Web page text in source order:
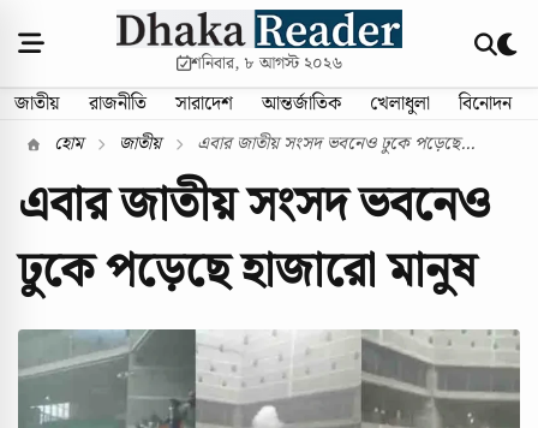
শনিবার, ৮ আগস্ট ২০২৬
জাতীয় রাজনীতি সারাদেশ আন্তর্জাতিক খেলাধুলা বিনোদন
হোম জাতীয় এবার জাতীয় সংসদ ভবনেও ঢুকে পড়েছে...
এবার জাতীয় সংসদ ভবনেও
ঢুকে পড়েছে হাজারো মানুষ